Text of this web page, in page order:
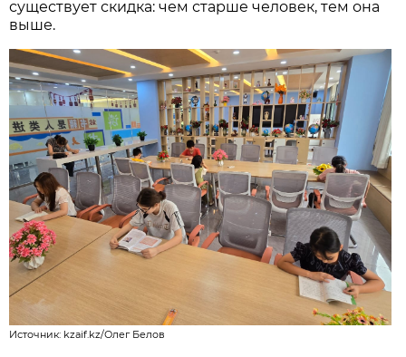
существует скидка: чем старше человек, тем она
выше.
Источник: kzaif.kz/Олег Белов